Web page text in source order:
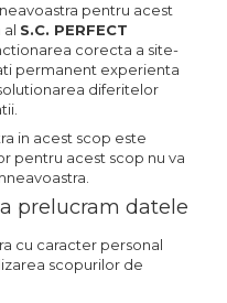
pentru acest
al S.C. PERFECT
corecta a site-
permanent experienta
diferitelor
in acest scop este
pentru acest scop nu va
prelucram datele
cu caracter personal
scopurilor de